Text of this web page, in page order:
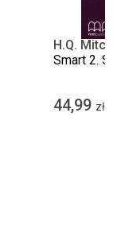
H.Q.
Smart 2.
44,99 zł